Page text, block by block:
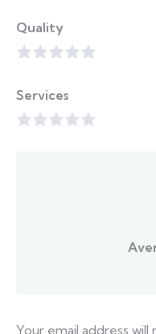
Quality
Services
Your email address will